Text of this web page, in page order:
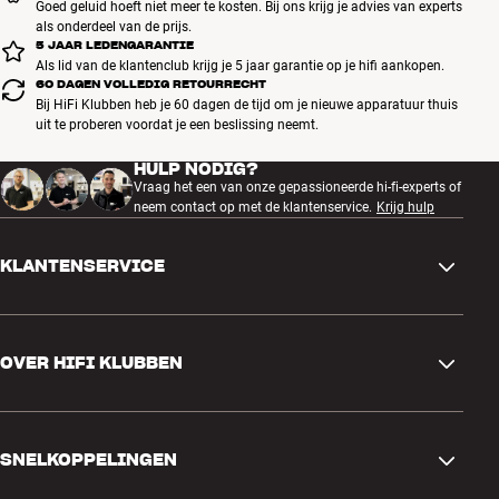
Goed geluid hoeft niet meer te kosten. Bij ons krijg je advies van experts
als onderdeel van de prijs.
5 JAAR LEDENGARANTIE
Als lid van de klantenclub krijg je 5 jaar garantie op je hifi aankopen.
60 DAGEN VOLLEDIG RETOURRECHT
Bij HiFi Klubben heb je 60 dagen de tijd om je nieuwe apparatuur thuis
uit te proberen voordat je een beslissing neemt.
HULP NODIG?
Vraag het een van onze gepassioneerde hi-fi-experts of
neem contact op met de klantenservice. Krijg hulp
KLANTENSERVICE
Ruilen en retourneren
Bestelling herroepen
OVER HIFI KLUBBEN
SNELKOPPELINGEN